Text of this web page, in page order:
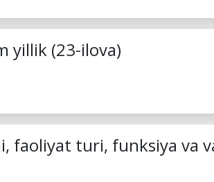
yillik (23-ilova)
faoliyat turi, funksiya va